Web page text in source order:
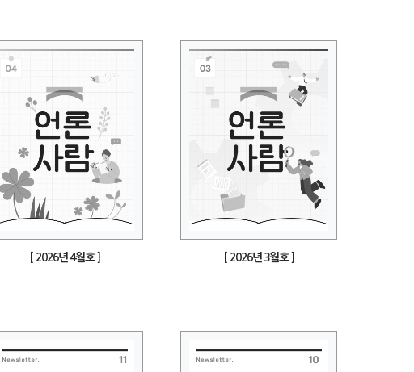
[ 2026년 4월호 ] [ 2026년 3월호 ]